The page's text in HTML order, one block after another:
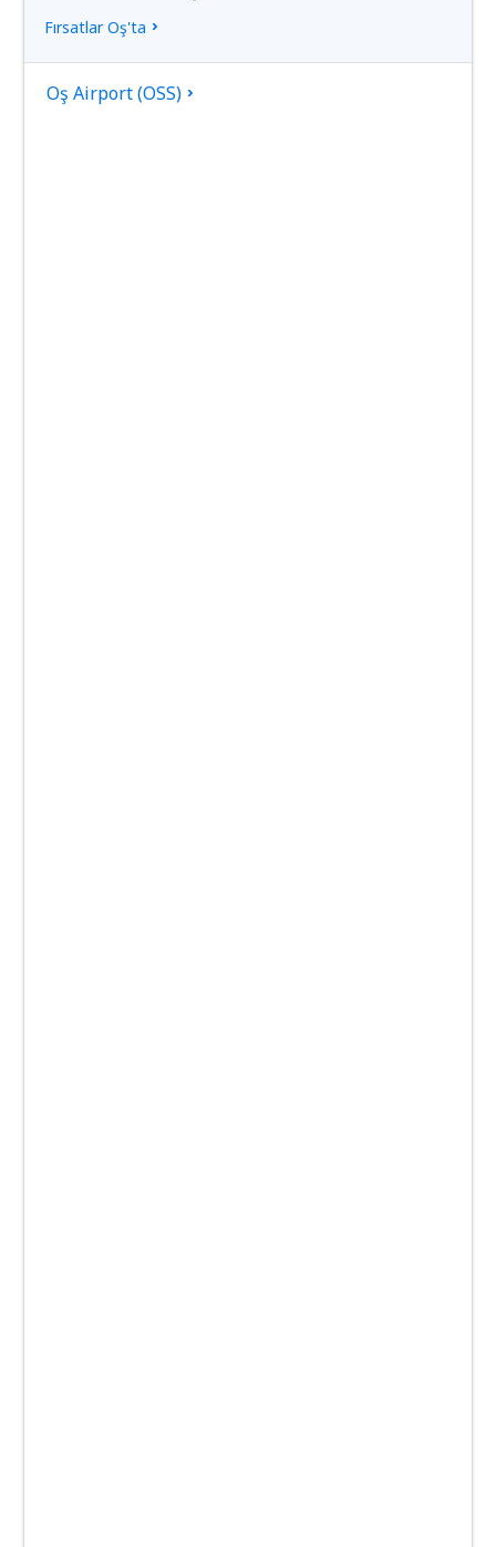
Fırsatlar Oş'ta
Oş Airport (OSS)